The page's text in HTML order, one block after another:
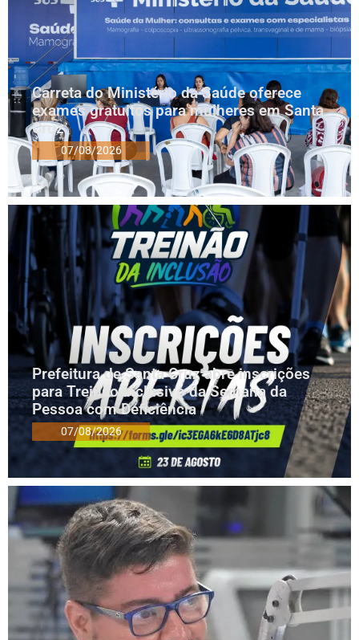
Carreta do Ministério da Saúde oferece
exames gratuitos para mulheres em Santa
Cruz
07/08/2026
Prefeitura de Santa Cruz abre inscrições
para Treinão Inclusivo da Semana da
Pessoa com Deficiência
07/08/2026